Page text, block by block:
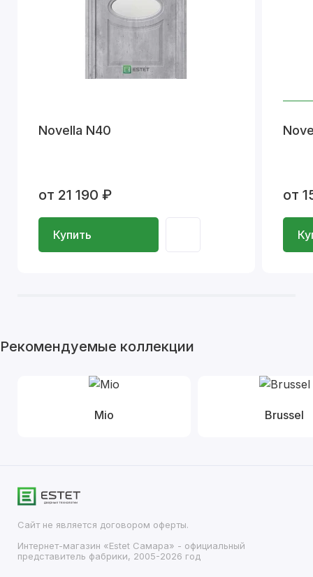
Novella N40
от 21 190 ₽
Купить
от
Рекомендуемые коллекции
Mio Brussel
Сайт не является договором оферты.
Интернет-магазин «Estet Самара» - официальный
представитель фабрики, 2005-2026 год